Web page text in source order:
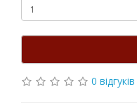
0 відгуків